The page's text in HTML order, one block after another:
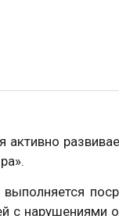
нарушениями